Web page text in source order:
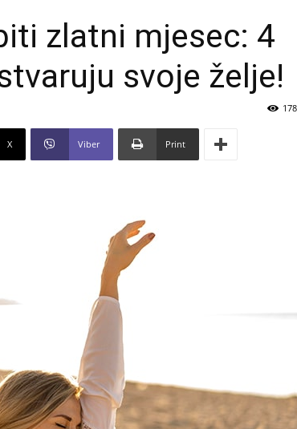
zlatni mjesec: 4
svoje želje!
X Viber Print